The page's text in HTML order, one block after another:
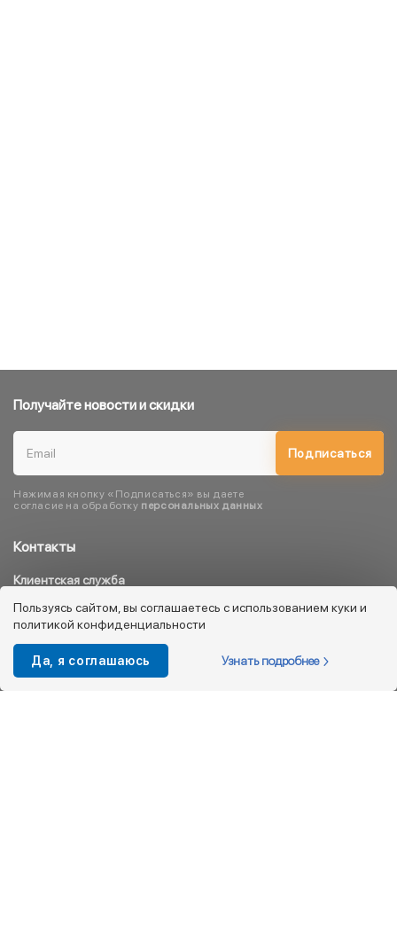
Контакты
Клиентская служба
8 800 333 08 45
info@kotofey.ru
Магазины в Москва (50)
Получайте новости и скидки
Подписаться
Нажимая кнопку «Подписаться» вы даете
согласие на обработку персональных данных
Пользуясь сайтом, вы соглашаетесь с использованием куки и
политикой конфиденциальности
Да, я соглашаюсь Узнать подробнее